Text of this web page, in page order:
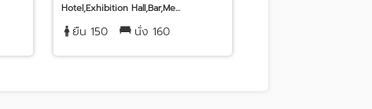
Hotel,Exhibition Hall,Bar,Me...
ยืน 150 นั่ง 160